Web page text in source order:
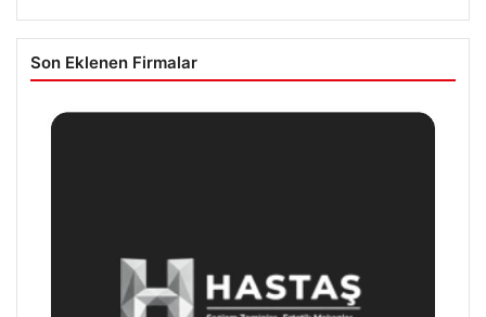
Son Eklenen Firmalar